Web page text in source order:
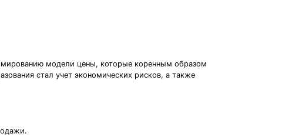
модели цены, которые коренным образом
стал учет экономических рисков, а также